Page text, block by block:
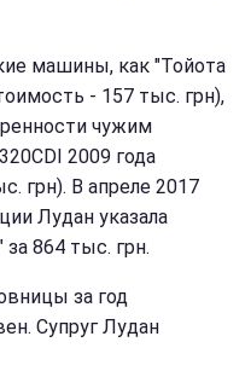
машины, как "Тойота
- 157 тыс. грн),
чужим
2009 года
грн). В апреле 2017
Лудан указала
864 тыс. грн.
за год
Супруг Лудан